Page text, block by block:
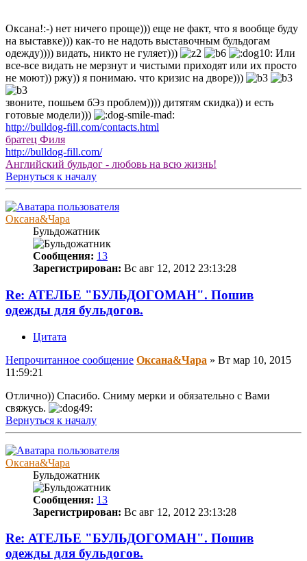
Оксана!:-) нет ничего проще))) еще не факт, что я вообще буду
на выставке))) как-то не надоть выставочным бульдогам
одежду)))) видать, никто не гуляет)))
Или
все-все видать не мерзнут и чистыми приходят или их просто
не моют)) ржу)) я понимаю. что кризис на дворе)))
звоните, пошьем бЭз проблем)))) дитятям скидка)) и есть
готовые модели)))
http://bulldog-fill.com/contacts.html
братец Филя
http://bulldog-fill.com/
Английский бульдог - любовь на всю жизнь!
Вернуться к началу
Оксана&Чара
Бульдожатник
Сообщения: 13
Зарегистрирован: Вс авг 12, 2012 23:13:28
Re: АТЕЛЬЕ "БУЛЬДОГОМАН". Пошив
одежды для бульдогов.
Цитата
Непрочитанное сообщение Оксана&Чара » Вт мар 10, 2015
11:59:21
Отлично)) Спасибо. Сниму мерки и обязательно с Вами
свяжусь.
Вернуться к началу
Оксана&Чара
Бульдожатник
Сообщения: 13
Зарегистрирован: Вс авг 12, 2012 23:13:28
Re: АТЕЛЬЕ "БУЛЬДОГОМАН". Пошив
одежды для бульдогов.